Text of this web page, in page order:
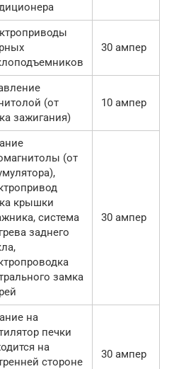
30 ампер
(от
зажигания)
10 ампер
(от
крышки
система
заднего
замка
30 ампер
на
печки
на
стороне
30 ампер